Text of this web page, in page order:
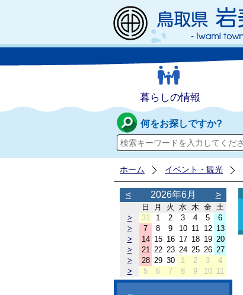
暮らしの情報
何をお探しですか?
ホーム イベント・観光
< 2026年6月 >
日 月 火 水 木 金 土
>
31 1 2 3 4 5
6
>
7 8 9 10 11 12 13
>
14 15 16 17 18 19 20
>
21 22 23 24 25 26 27
>
28 29 30 1 2 3
4
>
5 6 7 8 9 10 11